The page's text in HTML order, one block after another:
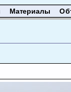
Материалы